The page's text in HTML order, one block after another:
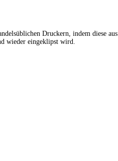
Druckern, indem diese aus
wieder eingeklipst wird.